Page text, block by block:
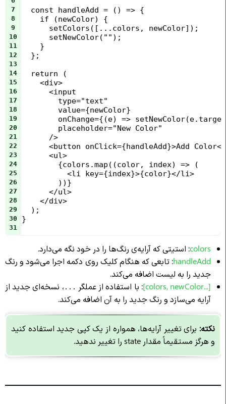
7
  const handleAdd = () => {
8
    if (newColor) {
9
      setColors([...colors, newColor]);
10
      setNewColor("");
11
    }
12
  };
13
14
  return (
15
    <div>
16
      <input
17
        type="text"
18
        value={newColor}
19
onChange={(e) =>
20
        placeholder="New Color"
21
      />
22
<button onClick={handleAdd}>Add
23
      <ul>
24
        {colors.map((color, index) => (
25
          <li key={index}>{color}</li>
26
        ))}
27
      </ul>
28
    </div>
29
  );
30 }
31
colors: استیتی که آرایه‌ی رنگ‌ها را در خود نگه می‌دارد.
handleAdd: تابعی که هنگام کلیک روی دکمه اجرا می‌شود و رنگ
جدید را به لیست اضافه می‌کند.
[...colors, newColor]
: با استفاده از عملگر ... ، نسخه‌ای جدید از
آرایه می‌سازد و رنگ جدید را به آن اضافه می‌کند.
نکته: برای تغییر آرایه‌ها، همواره از یک کپی جدید استفاده کنید
و هرگز مستقیماً مقدار state را تغییر ندهید.